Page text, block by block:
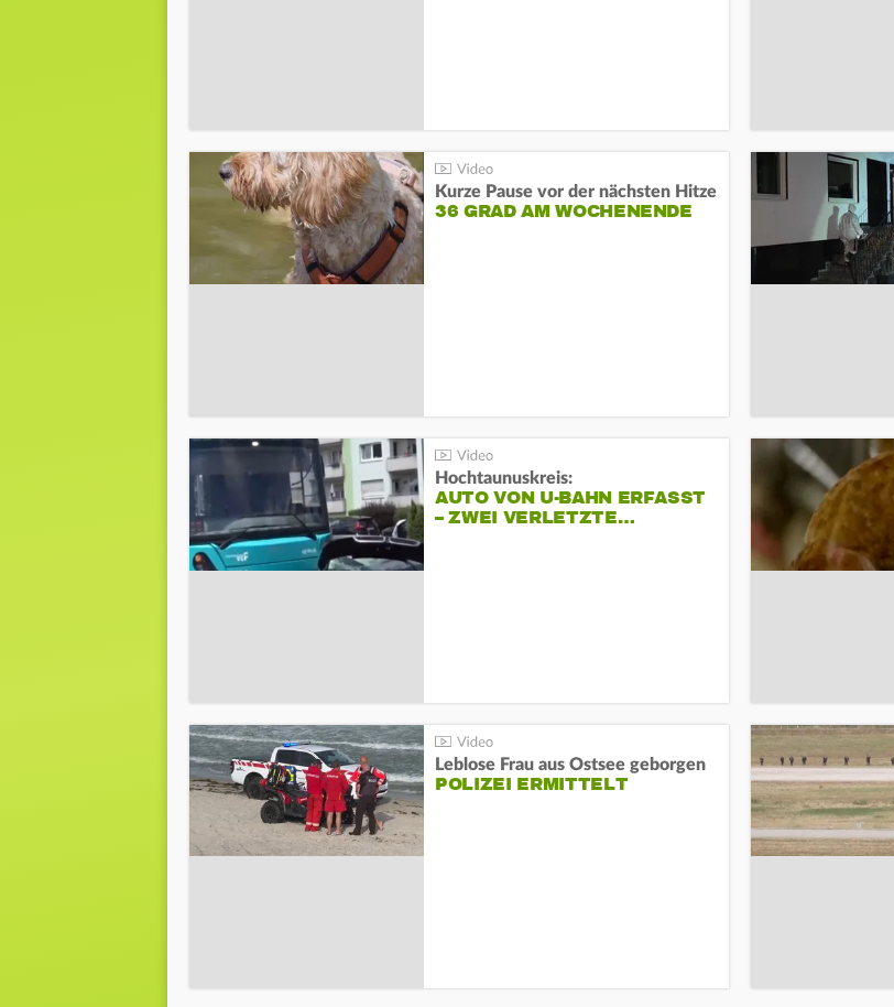
Kurze Pause vor der nächsten Hitze
36 GRAD AM WOCHENENDE
Hochtaunuskreis:
AUTO VON U-BAHN ERFASST
– ZWEI VERLETZTE…
Leblose Frau aus Ostsee geborgen
POLIZEI ERMITTELT